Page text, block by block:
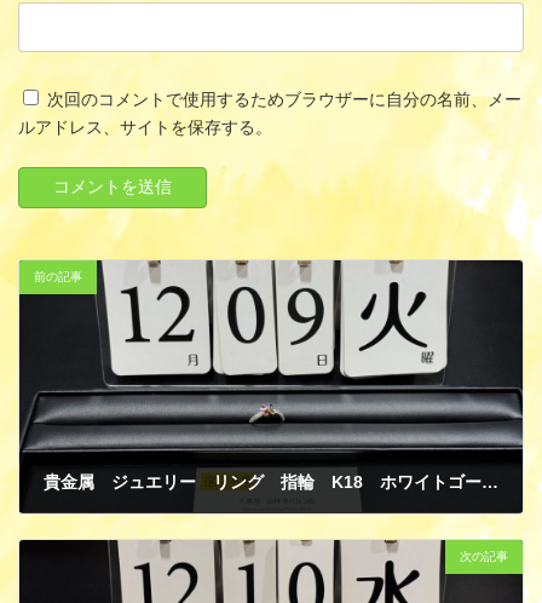
次回のコメントで使用するためブラウザーに自分の名前、メー
ルアドレス、サイトを保存する。
前の記事
貴金属 ジュエリー リング 指輪 K18 ホワイトゴールド ダイヤモンド マルチカラーストーン 宝石 買取
次の記事